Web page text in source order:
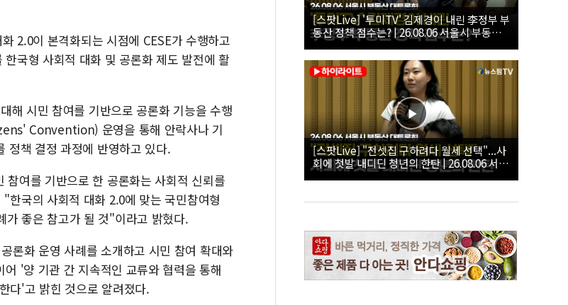
2.0이 본격화되는 시점에 CESE가 수행하고
국형 사회적 대화 및 공론화 제도 발전에 활
해 시민 참여를 기반으로 공론화 기능을 수행
Convention) 운영을 통해 안락사나 기
정책 결정 과정에 반영하고 있다.
참여를 기반으로 한 공론화는 사회적 신뢰를
국의 사회적 대화 2.0에 맞는 국민참여형
가 좋은 참고가 될 것"이라고 밝혔다.
론화 운영 사례를 소개하고 시민 참여 확대와
'양 기관 간 지속적인 교류와 협력을 통해
다'고 밝힌 것으로 알려졌다.
[스팟Live] '투미TV' 김제경이 내린 李정부 부
동산 정책 점수는? | 26.08.06 서울시 부동산
대토론회
[스팟Live] "전셋집 구하려다 월세 선택"...사
회에 첫발 내디딘 청년의 한탄 | 26.08.06 서울
시 부동산 대토론회